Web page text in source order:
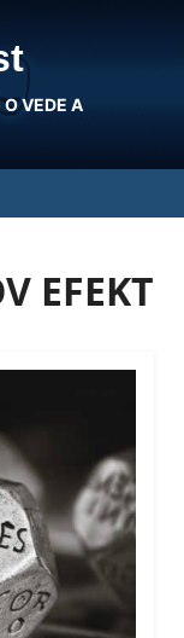
VEDE A
EFEKT